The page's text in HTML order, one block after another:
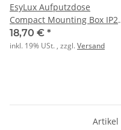
EsyLux Aufputzdose
Compact Mounting Box IP20
Sm Bk
18,70 € *
inkl. 19% USt. , zzgl.Versand
Artikel